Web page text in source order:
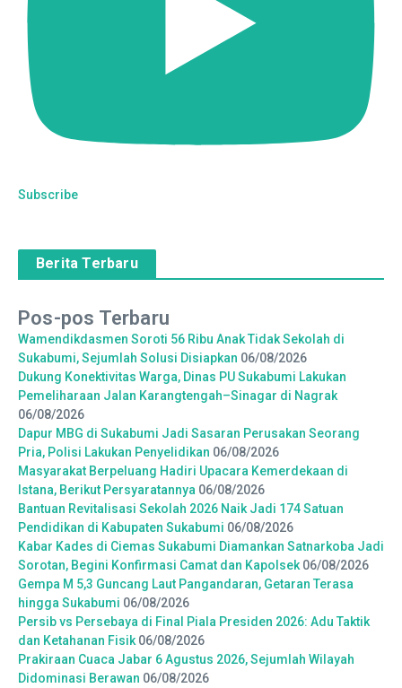
Subscribe
Berita Terbaru
Pos-pos Terbaru
Wamendikdasmen Soroti 56 Ribu Anak Tidak Sekolah di
Sukabumi, Sejumlah Solusi Disiapkan 06/08/2026
Dukung Konektivitas Warga, Dinas PU Sukabumi Lakukan
Pemeliharaan Jalan Karangtengah–Sinagar di Nagrak
06/08/2026
Dapur MBG di Sukabumi Jadi Sasaran Perusakan Seorang
Pria, Polisi Lakukan Penyelidikan 06/08/2026
Masyarakat Berpeluang Hadiri Upacara Kemerdekaan di
Istana, Berikut Persyaratannya 06/08/2026
Bantuan Revitalisasi Sekolah 2026 Naik Jadi 174 Satuan
Pendidikan di Kabupaten Sukabumi 06/08/2026
Kabar Kades di Ciemas Sukabumi Diamankan Satnarkoba Jadi
Sorotan, Begini Konfirmasi Camat dan Kapolsek 06/08/2026
Gempa M 5,3 Guncang Laut Pangandaran, Getaran Terasa
hingga Sukabumi 06/08/2026
Persib vs Persebaya di Final Piala Presiden 2026: Adu Taktik
dan Ketahanan Fisik 06/08/2026
Prakiraan Cuaca Jabar 6 Agustus 2026, Sejumlah Wilayah
Didominasi Berawan 06/08/2026